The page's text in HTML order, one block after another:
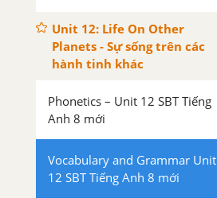
Unit 12: Life On Other
Planets - Sự sống trên các
hành tinh khác
Phonetics – Unit 12 SBT Tiếng
Anh 8 mới
Vocabulary and Grammar Unit
12 SBT Tiếng Anh 8 mới